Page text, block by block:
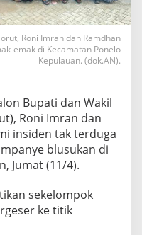
Roni Imran dan Ramdhan
emak di Kecamatan Ponelo
Kepulauan. (dok.AN).
Bupati dan Wakil
Roni Imran dan
insiden tak terduga
blusukan di
Jumat (11/4).
sekelompok
ke titik